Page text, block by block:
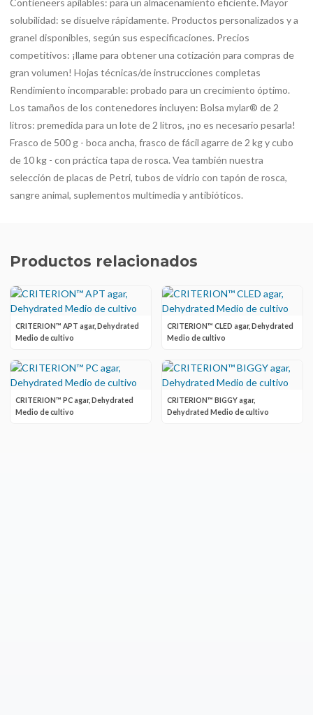
Contieneers apilables: para un almacenamiento eficiente. Mayor
solubilidad: se disuelve rápidamente. Productos personalizados y a
granel disponibles, según sus especificaciones. Precios
competitivos: ¡llame para obtener una cotización para compras de
gran volumen! Hojas técnicas/de instrucciones completas
Rendimiento incomparable: probado para un crecimiento óptimo.
Los tamaños de los contenedores incluyen: Bolsa mylar® de 2
litros: premedida para un lote de 2 litros, ¡no es necesario pesarla!
Frasco de 500 g - boca ancha, frasco de fácil agarre de 2 kg y cubo
de 10 kg - con práctica tapa de rosca. Vea también nuestra
selección de placas de Petri, tubos de vidrio con tapón de rosca,
sangre animal, suplementos multimedia y antibióticos.
Productos relacionados
CRITERION™ APT agar, Dehydrated
Medio de cultivo
CRITERION™ CLED agar, Dehydrated
Medio de cultivo
CRITERION™ PC agar, Dehydrated
Medio de cultivo
CRITERION™ BIGGY agar,
Dehydrated Medio de cultivo